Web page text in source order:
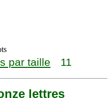
par taille 11
lettres